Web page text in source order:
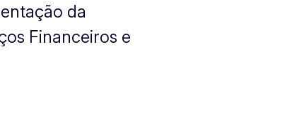
da
Financeiros e